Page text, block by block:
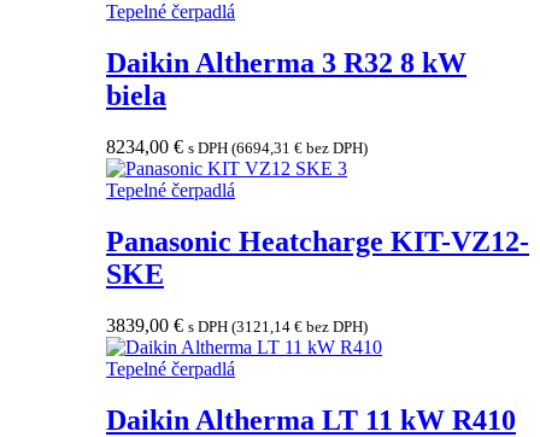
Tepelné čerpadlá
Daikin Altherma 3 R32 8 kW
biela
8234,00 € s DPH (6694,31 € bez DPH)
Tepelné čerpadlá
Panasonic Heatcharge KIT-VZ12-
SKE
3839,00 € s DPH (3121,14 € bez DPH)
Tepelné čerpadlá
Daikin Altherma LT 11 kW R410